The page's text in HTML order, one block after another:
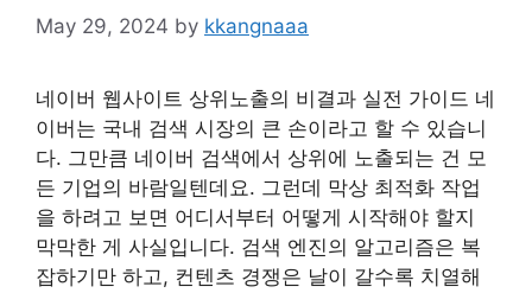
May 29, 2024 by kkangnaaa
네이버 웹사이트 상위노출의 비결과 실전 가이드 네
이버는 국내 검색 시장의 큰 손이라고 할 수 있습니
다. 그만큼 네이버 검색에서 상위에 노출되는 건 모
든 기업의 바람일텐데요. 그런데 막상 최적화 작업
을 하려고 보면 어디서부터 어떻게 시작해야 할지
막막한 게 사실입니다. 검색 엔진의 알고리즘은 복
잡하기만 하고, 컨텐츠 경쟁은 날이 갈수록 치열해